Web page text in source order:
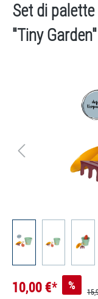
Set di
"Tiny Garden"
Salta la galleria di
10,00 €* %